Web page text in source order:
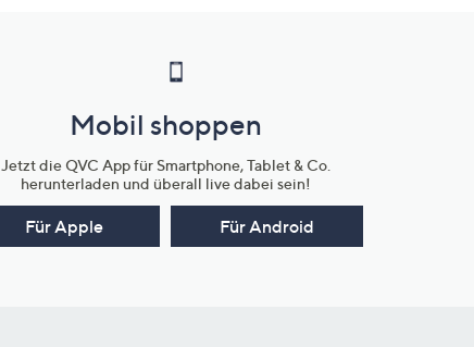
Mobil shoppen
Jetzt die QVC App für Smartphone, Tablet & Co.
herunterladen und überall live dabei sein!
Für Apple Für Android